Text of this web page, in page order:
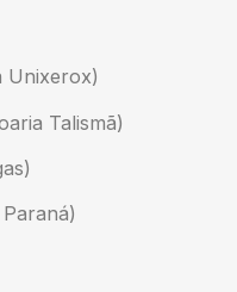
Unixerox)
Talismã)